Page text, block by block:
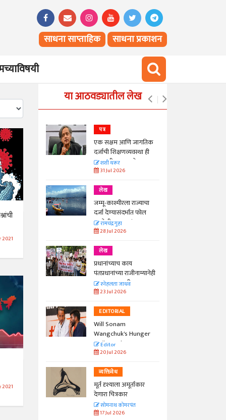
साधना साप्ताहिक साधना प्रकाशन
2021
या आठवड्यातील लेख
जपणारी
मान्यवर
आणि
पत्र
एक सक्षम आणि जागतिक
दर्जाची शिक्षणव्यवस्था ही
काळाची गरज आहे
शशी थरूर
31 Jul 2026
लेख
जम्मू-काश्मीरला राज्याचा
दर्जा देण्यासंदर्भात फोल
ठरलेली आश्वासनं
रामचंद्र गुहा
28 Jul 2026
लेख
प्रधानांच्याच काय
पंतप्रधानांच्या राजीनाम्यानेही
प्रश्न सुटणार नाही, पण...
स्नेहलता जाधव
23 Jul 2026
EDITORIAL
Will Sonam
Wangchuk's Hunger
Strike Make a
Difference?
Editor
20 Jul 2026
व्यक्तिवेध
मूर्त दृश्याला अमूर्ताकार
देणारा चित्रकार
सोमनाथ कोमरपंत
17 Jul 2026